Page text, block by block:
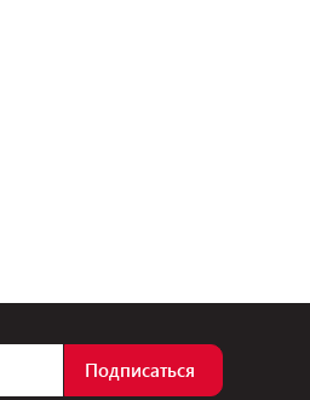
Подписаться